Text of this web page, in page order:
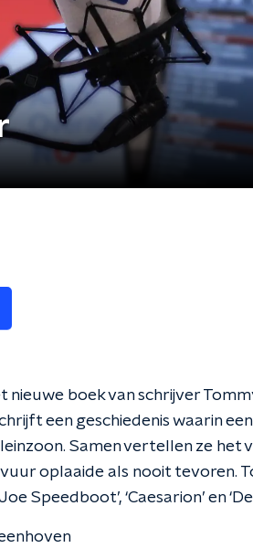
nieuwe boek van schrijver
een geschiedenis waarin
Samen vertellen ze het
oplaaide als nooit tevoren.
Speedboot’, ‘Caesarion’ en